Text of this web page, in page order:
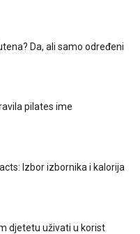
Da, ali samo određeni
pilates ime
Izbor izbornika i kalorija
djetetu uživati ​​u korist